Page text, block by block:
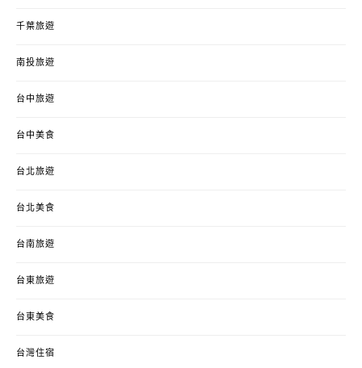
千葉旅遊
南投旅遊
台中旅遊
台中美食
台北旅遊
台北美食
台南旅遊
台東旅遊
台東美食
台灣住宿